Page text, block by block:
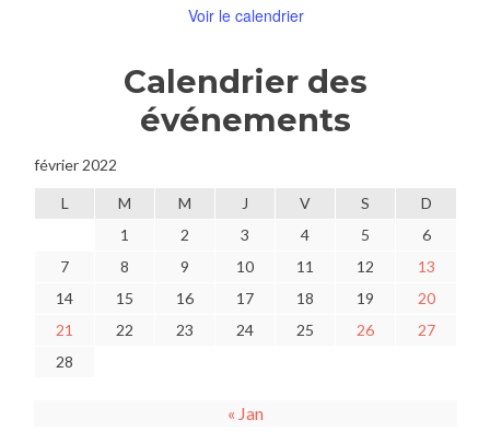
Voir le calendrier
Calendrier des
événements
février 2022
L M M J V S
D
1
2 3 4 5
6
7
8 9 10 11 12
13
14
15 16 17 18 19
20
21
22 23 24 25 26
27
28
« Jan